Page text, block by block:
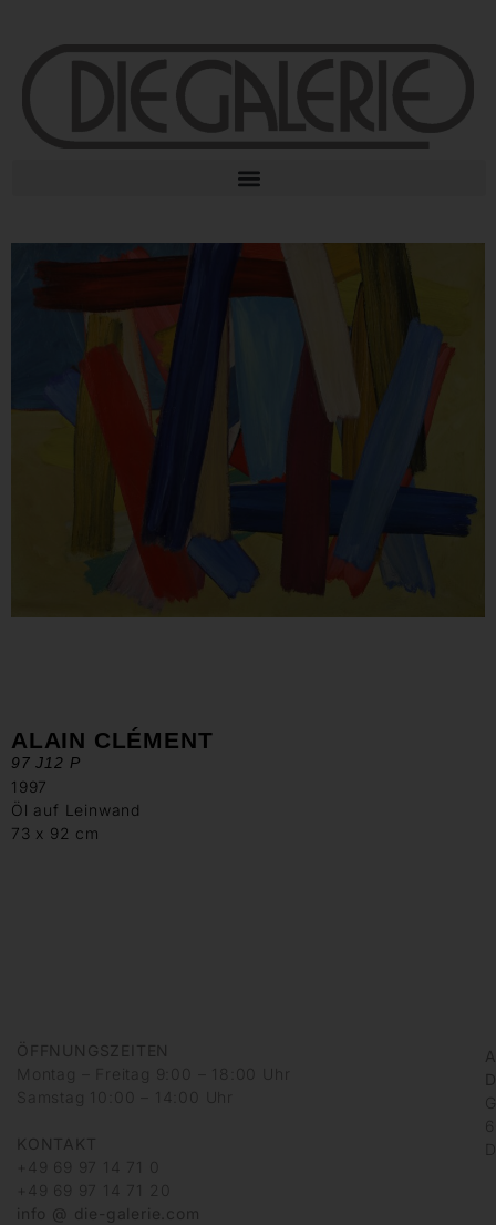
ALAIN CLÉMENT
97 J12 P
1997
Öl auf Leinwand
73 x 92 cm
ÖFFNUNGSZEITEN
Montag – Freitag 9:00 – 18:00 Uhr
Samstag 10:00 – 14:00 Uhr
KONTAKT
+49 69 97 14 71 0
+49 69 97 14 71 20
info @ die-galerie.com